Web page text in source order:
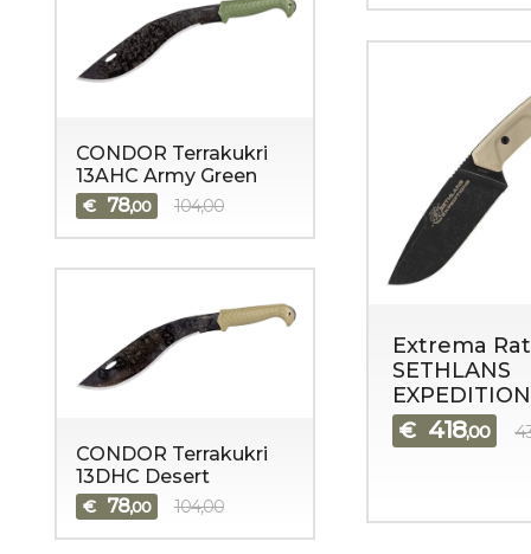
Extrema
SETHLANS
€ 418,00
CONDOR Terrakukri
13AHC Army Green
€ 78,00 104,00
CONDOR Terrakukri
13DHC Desert
€ 78,00 104,00